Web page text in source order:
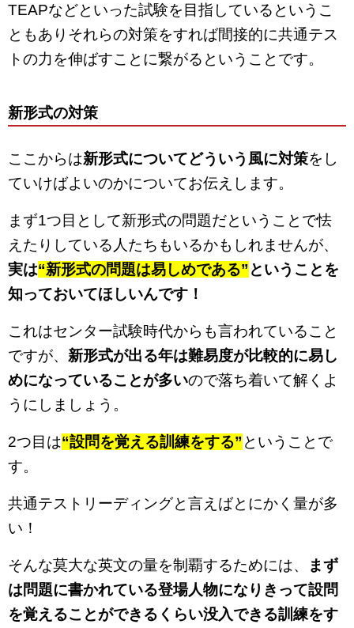
TEAPなどといった試験を目指しているというこ
ともありそれらの対策をすれば間接的に共通テス
トの力を伸ばすことに繋がるということです。
新形式の対策
ここからは新形式についてどういう風に対策をし
ていけばよいのかについてお伝えします。
まず1つ目として新形式の問題だということで怯
えたりしている人たちもいるかもしれませんが、
実は“新形式の問題は易しめである”ということを
知っておいてほしいんです！
これはセンター試験時代からも言われていること
ですが、 新形式が出る年は難易度が比較的に易し
めになっていることが多いので落ち着いて解くよ
うにしましょう。
2つ目は“設問を覚える訓練をする”ということで
す。
共通テストリーディングと言えばとにかく量が多
い！
そんな莫大な英文の量を制覇するためには、
まず
は問題に書かれている登場人物になりきって設問
を覚えることができるくらい没入できる訓練をす